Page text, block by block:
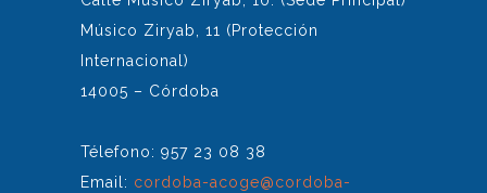
Músico Ziryab, 11 (Protección
Internacional)
14005 – Córdoba
Télefono: 957 23 08 38
Email: cordoba-acoge@cordoba-